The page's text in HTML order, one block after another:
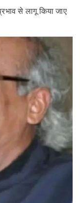
से लागू किया जाए